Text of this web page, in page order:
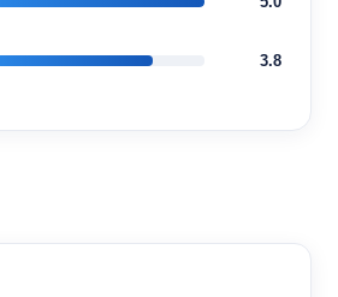
3.8